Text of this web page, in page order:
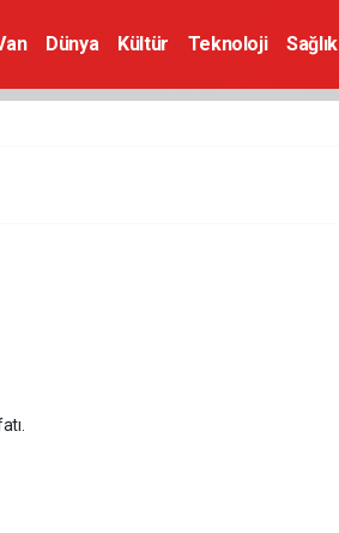
Dünya Kültür Teknoloji Sağlık